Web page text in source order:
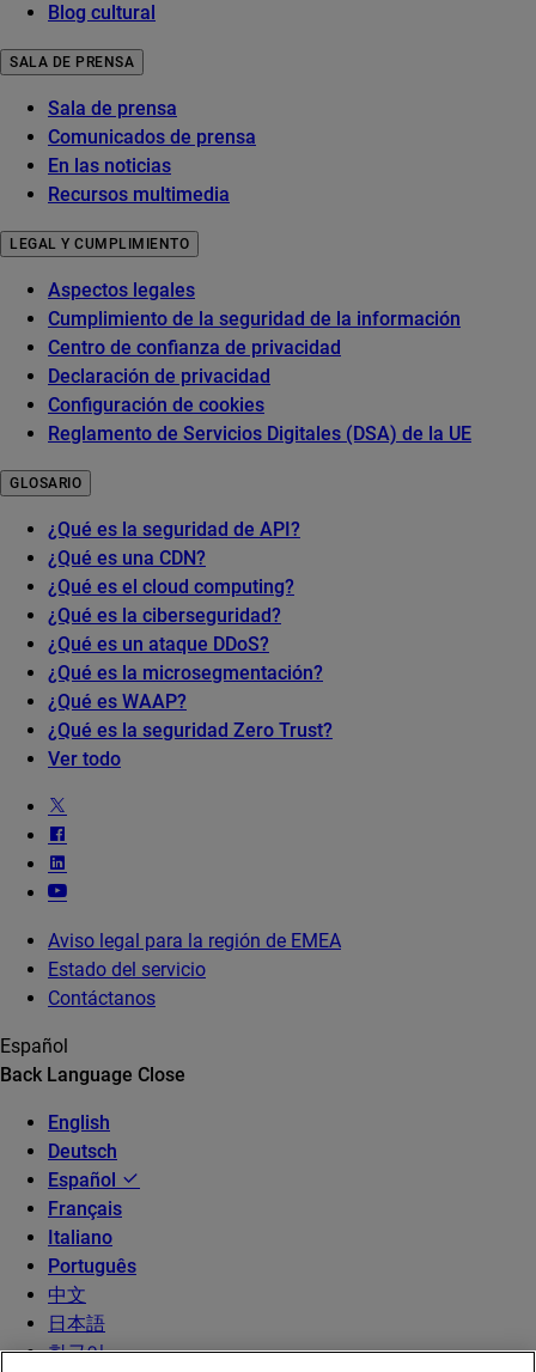
Blog cultural
SALA DE PRENSA
Sala de prensa
Comunicados de prensa
En las noticias
Recursos multimedia
LEGAL Y CUMPLIMIENTO
Aspectos legales
Cumplimiento de la seguridad de la información
Centro de confianza de privacidad
Declaración de privacidad
Configuración de cookies
Reglamento de Servicios Digitales (DSA) de la UE
GLOSARIO
¿Qué es la seguridad de API?
¿Qué es una CDN?
¿Qué es el cloud computing?
¿Qué es la ciberseguridad?
¿Qué es un ataque DDoS?
¿Qué es la microsegmentación?
¿Qué es WAAP?
¿Qué es la seguridad Zero Trust?
Ver todo
Aviso legal para la región de EMEA
Estado del servicio
Contáctanos
Español
Back Language Close
English
Deutsch
Español
Français
Italiano
Português
中文
日本語
한국어